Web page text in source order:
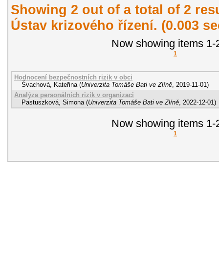
Showing 2 out of a total of 2
Ústav krizového řízení. (0.003
Now showing items 1-
1
Hodnocení bezpečnostních rizik v obci
Švachová, Kateřina (Univerzita Tomáše Bati ve Zlíně 2019-11-01)
Analýza personálních rizik v organizaci
Pastuszková, Simona (Univerzita Tomáše Bati ve Zlíně 2022-12-01)
Now showing items 1-
1